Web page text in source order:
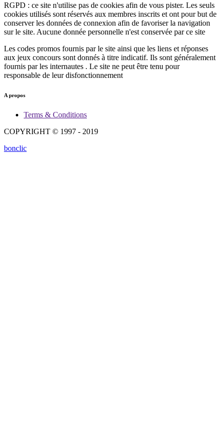
RGPD : ce site n'utilise pas de cookies afin de vous pister. Les seuls
cookies utilisés sont réservés aux membres inscrits et ont pour but de
conserver les données de connexion afin de favoriser la navigation
sur le site. Aucune donnée personnelle n'est conservée par ce site
Les codes promos fournis par le site ainsi que les liens et réponses
aux jeux concours sont donnés à titre indicatif. Ils sont généralement
fournis par les internautes . Le site ne peut être tenu pour
responsable de leur disfonctionnement
A propos
Terms & Conditions
COPYRIGHT © 1997 - 2019
bonclic